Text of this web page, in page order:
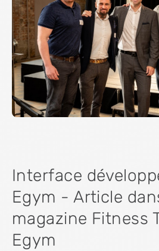
Interface
Egym - Article
magazine Fitness
Egym